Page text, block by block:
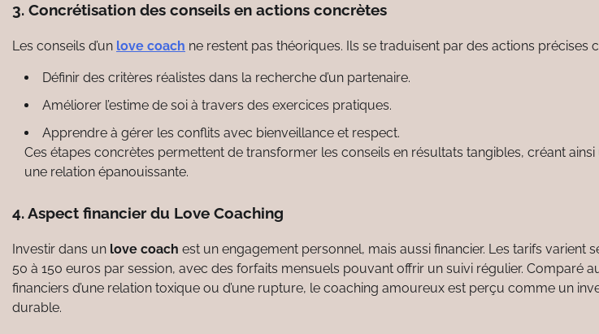
3. Concrétisation des conseils en actions concrètes
Les conseils d’un love coach ne restent pas théoriques. Ils se traduisent par des actions précises
Définir des critères réalistes dans la recherche d’un partenaire.
Améliorer l’estime de soi à travers des exercices pratiques.
Apprendre à gérer les conflits avec bienveillance et respect.
Ces étapes concrètes permettent de transformer les conseils en résultats tangibles, créant
une relation épanouissante.
4. Aspect financier du Love Coaching
Investir dans un love coach est un engagement personnel, mais aussi financier. Les tarifs varient
50 à 150 euros par session, avec des forfaits mensuels pouvant offrir un suivi régulier. Comparé
financiers d’une relation toxique ou d’une rupture, le coaching amoureux est perçu comme un
durable.